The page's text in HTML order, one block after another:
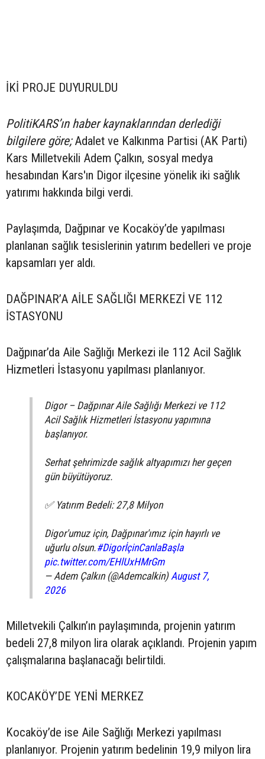
İKİ PROJE DUYURULDU
PolitiKARS’ın haber kaynaklarından derlediği
bilgilere göre;Adalet ve Kalkınma Partisi (AK Parti)
Kars Milletvekili Adem Çalkın, sosyal medya
hesabından Kars'ın Digor ilçesine yönelik iki sağlık
yatırımı hakkında bilgi verdi.
Paylaşımda, Dağpınar ve Kocaköy’de yapılması
planlanan sağlık tesislerinin yatırım bedelleri ve proje
kapsamları yer aldı.
DAĞPINAR’A AİLE SAĞLIĞI MERKEZİ VE 112
İSTASYONU
Dağpınar’da Aile Sağlığı Merkezi ile 112 Acil Sağlık
Hizmetleri İstasyonu yapılması planlanıyor.
Digor – Dağpınar Aile Sağlığı Merkezi ve 112
Acil Sağlık Hizmetleri İstasyonu yapımına
başlanıyor.
Serhat şehrimizde sağlık altyapımızı her geçen
gün büyütüyoruz.
✅ Yatırım Bedeli: 27,8 Milyon
Digor'umuz için, Dağpınar'ımız için hayırlı ve
uğurlu olsun.#DigorİçinCanlaBaşla
pic.twitter.com/EHlUxHMrGm
— Adem Çalkın (@Ademcalkin) August 7,
2026
Milletvekili Çalkın’ın paylaşımında, projenin yatırım
bedeli 27,8 milyon lira olarak açıklandı. Projenin yapım
çalışmalarına başlanacağı belirtildi.
KOCAKÖY’DE YENİ MERKEZ
Kocaköy’de ise Aile Sağlığı Merkezi yapılması
planlanıyor. Projenin yatırım bedelinin 19,9 milyon lira